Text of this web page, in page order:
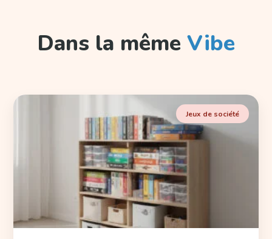
Dans la même Vibe
Jeux de société